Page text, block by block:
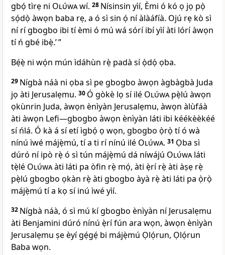
gbọ́ tìrẹ ni Olúwawí. 28 Nísinsin yìí, Èmi ó kó ọ jọ pọ̀
sọ́dọ̀ àwọn baba rẹ, a ó sì sin ọ́ ní àlàáfíà. Ojú rẹ kò sì
ní rí gbogbo ibi tí èmi ó mú wá sórí ibí yìí àti lórí àwọn
tí ń gbé ibẹ̀.’ ”
Bẹ́ẹ̀ ni wọ́n mún ìdáhùn rẹ̀ padà sí ọ̀dọ̀ ọba.
29 Nígbà náà ni ọba sì pe gbogbo àwọn àgbàgbà Juda
jọ àti Jerusalẹmu. 30 Ó gòkè lọ sí ilé Olúwapẹ̀lú àwọn
ọkùnrin Juda, àwọn ènìyàn Jerusalẹmu, àwọn àlùfáà
àti àwọn Lefi—gbogbo àwọn ènìyàn láti ibi kéékèèkéé
sí ńlá. Ó kà á sí etí ìgbọ́ ọ wọn, gbogbo ọ̀rọ̀ tí ó wà
nínú ìwé májẹ̀mú, tí a ti rí nínú ilé Olúwa. 31 Ọba sì
dúró ní ipò rẹ̀ ó sì tún májẹ̀mú dá níwájú Olúwaláti
tẹ̀lé Olúwaàti láti pa òfin rẹ̀ mọ́, àti ẹ̀rí rẹ̀ àti àṣẹ rẹ̀
pẹ̀lú gbogbo ọkàn rẹ̀ àti gbogbo àyà rẹ̀ àti láti pa ọ̀rọ̀
májẹ̀mú tí a kọ sí inú ìwé yìí.
32 Nígbà náà, ó sì mú kí gbogbo ènìyàn ní Jerusalẹmu
àti Benjamini dúró nínú ẹ̀rí fún ara wọn, àwọn ènìyàn
Jerusalẹmu ṣe èyí gẹ́gẹ́ bi májẹ̀mú Ọlọ́run, Ọlọ́run
Baba wọn.